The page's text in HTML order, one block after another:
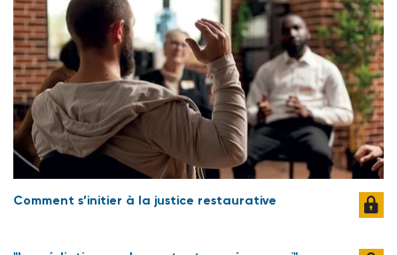
Comment s’initier à la justice restaurative